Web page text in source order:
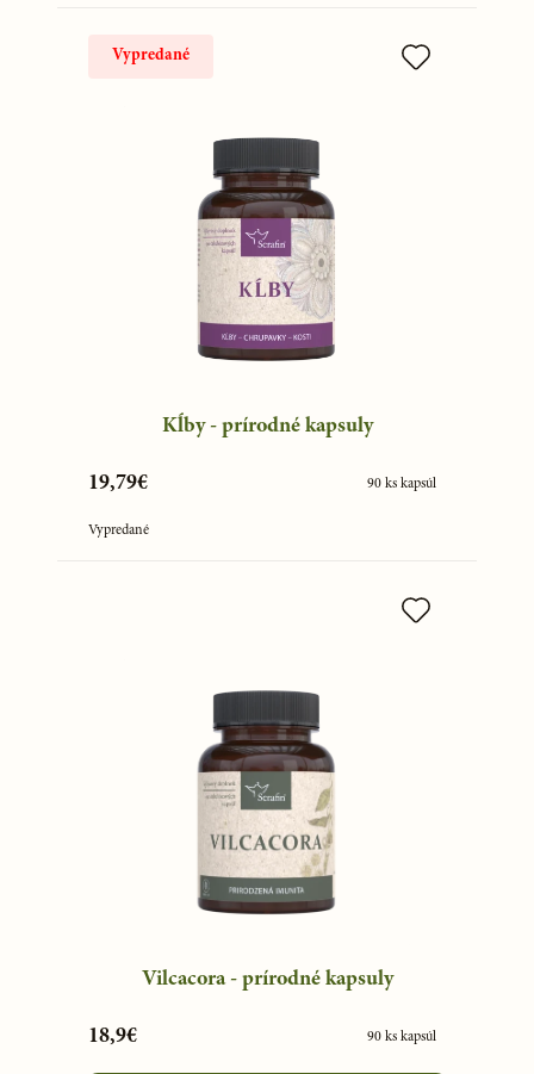
Vypredané
Kĺby - prírodné kapsuly
19,79€ 90 ks kapsúl
Vypredané
Vilcacora - prírodné kapsuly
18,9€ 90 ks kapsúl